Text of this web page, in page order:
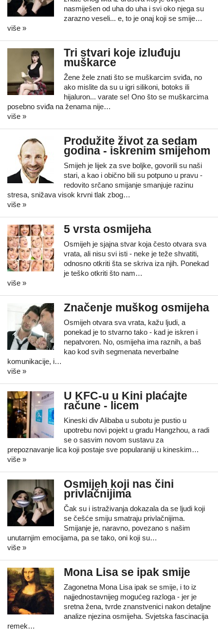
nasmiješen od uha do uha i svi oko njega su
zarazno veseli... e, to je onaj koji se smije…
više »
Tri stvari koje izluđuju
muškarce
Žene žele znati što se muškarcim sviđa, no
ako mislite da su u igri silikoni, botoks ili
hijaluron... varate se! Ono što se muškarcima
posebno sviđa na ženama nije…
više »
Produžite život za sedam
godina - iskrenim smijehom
Smijeh je lijek za sve boljke, govorili su naši
stari, a kao i obično bili su potpuno u pravu -
redovito srčano smijanje smanjuje razinu
stresa, snižava visok krvni tlak zbog…
više »
5 vrsta osmijeha
Osmijeh je sjajna stvar koja često otvara sva
vrata, ali nisu svi isti - neke je teže shvatiti,
odnosno otkriti šta se skriva iza njih. Ponekad
je teško otkriti što nam…
više »
Značenje muškog osmijeha
Osmijeh otvara sva vrata, kažu ljudi, a
ponekad je to stvarno tako - kad je iskren i
nepatvoren. No, osmijeha ima raznih, a baš
kao kod svih segmenata neverbalne
komunikacije, i…
više »
U KFC-u u Kini plaćajte
račune - licem
Kineski div Alibaba u subotu je pustio u
upotrebu novi pojekt u gradu Hangzhou, a radi
se o sasvim novom sustavu za
prepoznavanje lica koji postaje sve popularaniji u kineskim…
više »
Osmijeh koji nas čini
privlačnijima
Čak su i istraživanja dokazala da se ljudi koji
se češće smiju smatraju privlačnijima.
Smijanje je, naravno, povezano s našim
unutarnjim emocijama, pa se tako, oni koji su…
više »
Mona Lisa se ipak smije
Zagonetna Mona Lisa ipak se smije, i to iz
najjednostavnijeg mogućeg razloga - jer je
sretna žena, tvrde znanstvenici nakon detaljne
analize njezina osmijeha. Svjetska fascinacija
remek…